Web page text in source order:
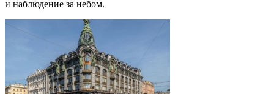
и наблюдение за небом.